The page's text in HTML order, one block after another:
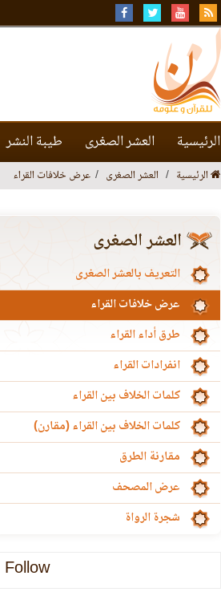
الرئيسية العشر الصغرى طيبة النشر
الرئيسية العشر الصغرى عرض خلافات القراء
العشر الصغرى
التعريف بالعشر الصغرى
عرض خلافات القراء
طرق أداء القراء
انفرادات القراء
كلمات الخلاف بين القراء
كلمات الخلاف بين القراء (مقارن)
مقارنة الطرق
عرض المصحف
شجرة الرواة
Follow